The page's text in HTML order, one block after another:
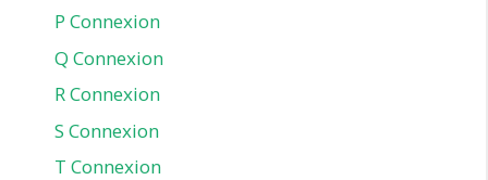
P Connexion
Q Connexion
R Connexion
S Connexion
T Connexion